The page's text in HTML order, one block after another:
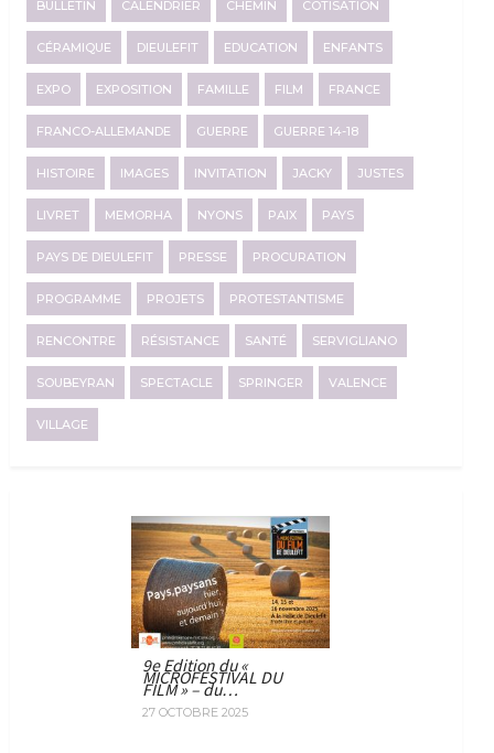
BULLETIN CALENDRIER CHEMIN COTISATION
CÉRAMIQUE DIEULEFIT EDUCATION ENFANTS
EXPO EXPOSITION FAMILLE FILM FRANCE
FRANCO-ALLEMANDE GUERRE GUERRE 14-18
HISTOIRE IMAGES INVITATION JACKY JUSTES
LIVRET MEMORHA NYONS PAIX PAYS
PAYS DE DIEULEFIT PRESSE PROCURATION
PROGRAMME PROJETS PROTESTANTISME
RENCONTRE RÉSISTANCE SANTÉ SERVIGLIANO
SOUBEYRAN SPECTACLE SPRINGER VALENCE
VILLAGE
9e Edition du «
MICROFESTIVAL DU
FILM » – du…
27 OCTOBRE 2025